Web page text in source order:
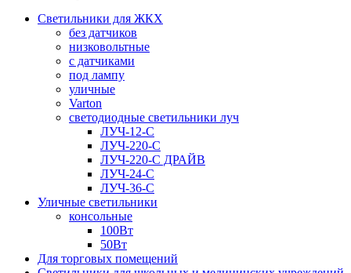
Светильники для ЖКХ
без датчиков
низковольтные
с датчиками
под лампу
уличные
Varton
светодиодные светильники луч
ЛУЧ-12-С
ЛУЧ-220-С
ЛУЧ-220-С ДРАЙВ
ЛУЧ-24-С
ЛУЧ-36-С
Уличные светильники
консольные
100Вт
50Вт
Для торговых помещений